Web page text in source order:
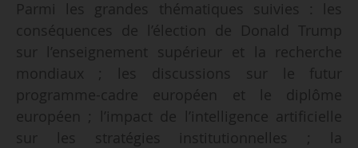
Parmi les grandes thématiques suivies : les
conséquences de l’élection de Donald Trump
sur l’enseignement supérieur et la recherche
mondiaux ; les discussions sur le futur
programme-cadre européen et le diplôme
européen ; l’impact de l’intelligence artificielle
sur les stratégies institutionnelles ; la